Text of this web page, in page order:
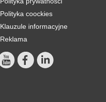
Polityka coockies
Klauzule informacyjne
Reklama